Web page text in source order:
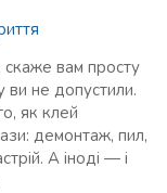
вам просту
ви не допустили.
як клей
демонтаж, пил,
А іноді — і